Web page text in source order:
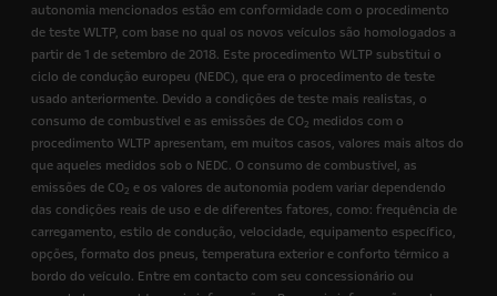
autonomia mencionados estão em conformidade com o procedimento
de teste WLTP, com base no qual os novos veículos são homologados a
partir de 1 de setembro de 2018. Este procedimento WLTP substitui o
ciclo de condução europeu (NEDC), que era o procedimento de teste
usado anteriormente. Devido a condições de teste mais realistas, o
consumo de combustível e as emissões de CO2 medidos com o
procedimento WLTP apresentam, em muitos casos, valores mais altos do
que aqueles medidos sob o NEDC. O consumo de combustível, as
emissões de CO2 e os valores de autonomia podem variar dependendo
das condições reais de uso e de diferentes fatores, como: frequência de
carregamento, estilo de condução, velocidade, equipamento específico,
opções, formato dos pneus, temperatura exterior e conforto térmico a
bordo do veículo. Entre em contacto com seu concessionário ou